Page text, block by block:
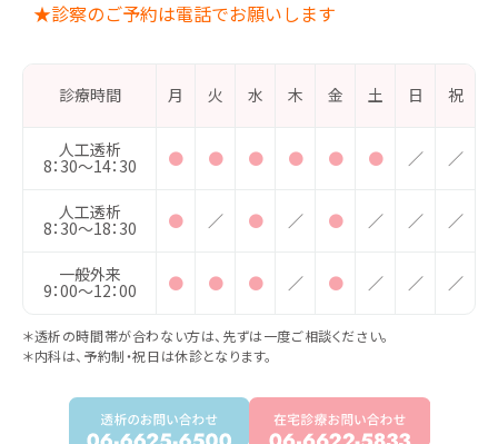
★診察のご予約は電話でお願いします
診療時間 月 火 水 木 金 土 日 祝
人工透析
8：30〜14：30 ● ● ● ● ● ● ／ ／
人工透析
8：30〜18：30 ● ／ ● ／ ● ／ ／ ／
一般外来
9：00〜12：00 ● ● ● ／ ● ／ ／ ／
＊透析の時間帯が合わない方は、先ずは一度ご相談ください。
＊内科は、予約制・祝日は休診となります。